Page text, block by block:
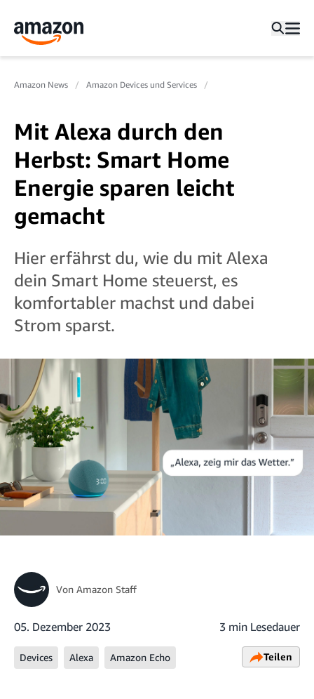
Amazon News Amazon Devices und Services
Mit Alexa durch den
Herbst: Smart Home
Energie sparen leicht
gemacht
Hier erfährst du, wie du mit Alexa
dein Smart Home steuerst, es
komfortabler machst und dabei
Strom sparst.
Von Amazon Staff
05. Dezember 2023 3 min Lesedauer
Devices Alexa Amazon Echo Teilen